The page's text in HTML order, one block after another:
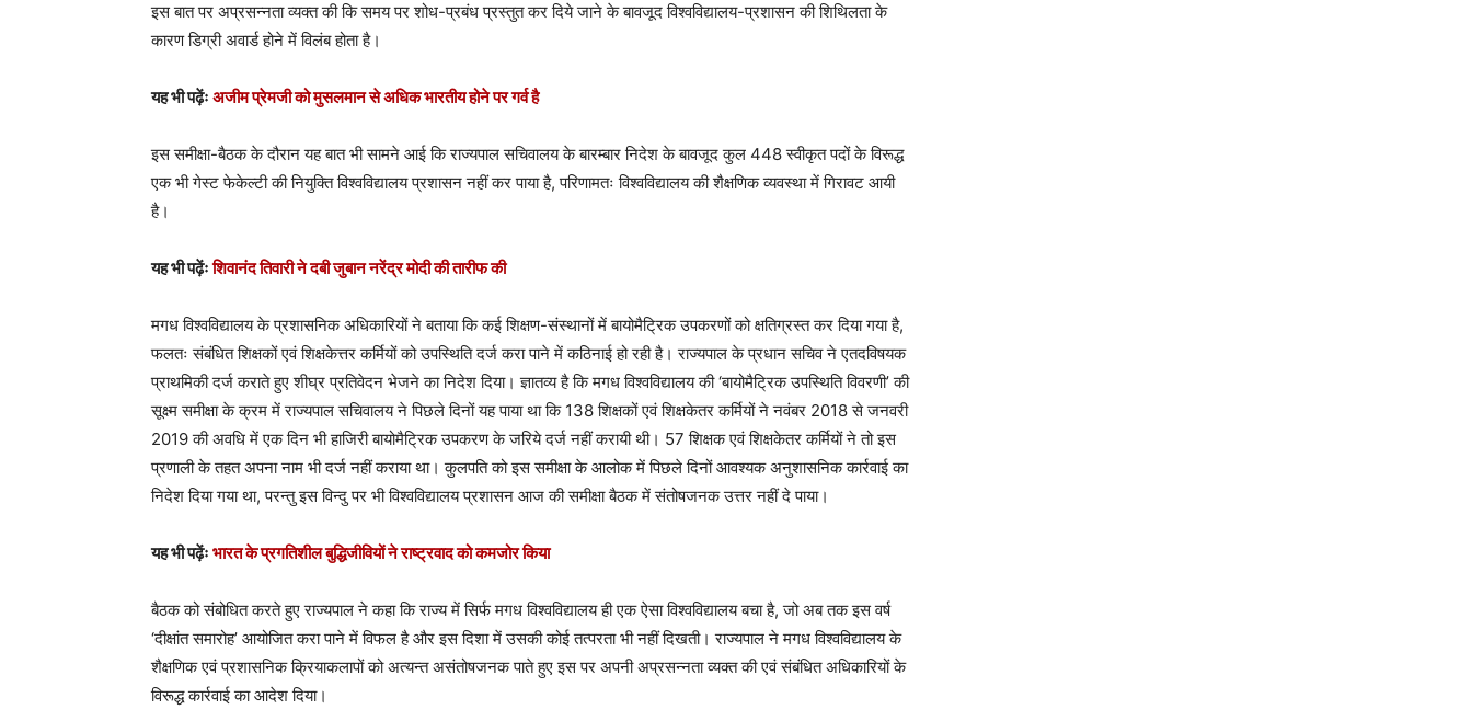
इस बात पर अप्रसन्नता व्यक्त की कि समय पर शोध-प्रबंध प्रस्तुत कर दिये जाने के बावजूद विश्वविद्यालय-प्रशासन की शिथिलता के
कारण डिग्री अवार्ड होने में विलंब होता है।
यह भी पढ़ेंः अजीम प्रेमजी को मुसलमान से अधिक भारतीय होने पर गर्व है
इस समीक्षा-बैठक के दौरान यह बात भी सामने आई कि राज्यपाल सचिवालय के बारम्बार निदेश के बावजूद कुल 448 स्वीकृत पदों के विरूद्ध
एक भी गेस्ट फेकेल्टी की नियुक्ति विश्वविद्यालय प्रशासन नहीं कर पाया है, परिणामतः विश्वविद्यालय की शैक्षणिक व्यवस्था में गिरावट आयी
है।
यह भी पढ़ेंःशिवानंद तिवारी ने दबी जुबान नरेंद्र मोदी की तारीफ की
मगध विश्वविद्यालय के प्रशासनिक अधिकारियों ने बताया कि कई शिक्षण-संस्थानों में बायोमैट्रिक उपकरणों को क्षतिग्रस्त कर दिया गया है,
फलतः संबंधित शिक्षकों एवं शिक्षकेत्तर कर्मियों को उपस्थिति दर्ज करा पाने में कठिनाई हो रही है। राज्यपाल के प्रधान सचिव ने एतदविषयक
प्राथमिकी दर्ज कराते हुए शीघ्र प्रतिवेदन भेजने का निदेश दिया। ज्ञातव्य है कि मगध विश्वविद्यालय की ‘बायोमैट्रिक उपस्थिति विवरणी’ की
सूक्ष्म समीक्षा के क्रम में राज्यपाल सचिवालय ने पिछले दिनों यह पाया था कि 138 शिक्षकों एवं शिक्षकेतर कर्मियों ने नवंबर 2018 से जनवरी
2019 की अवधि में एक दिन भी हाजिरी बायोमैट्रिक उपकरण के जरिये दर्ज नहीं करायी थी। 57 शिक्षक एवं शिक्षकेतर कर्मियों ने तो इस
प्रणाली के तहत अपना नाम भी दर्ज नहीं कराया था। कुलपति को इस समीक्षा के आलोक में पिछले दिनों आवश्यक अनुशासनिक कार्रवाई का
निदेश दिया गया था, परन्तु इस विन्दु पर भी विश्वविद्यालय प्रशासन आज की समीक्षा बैठक में संतोषजनक उत्तर नहीं दे पाया।
यह भी पढ़ेंः भारत के प्रगतिशील बुद्धिजीवियों ने राष्ट्रवाद को कमजोर किया
बैठक को संबोधित करते हुए राज्यपाल ने कहा कि राज्य में सिर्फ मगध विश्वविद्यालय ही एक ऐसा विश्वविद्यालय बचा है, जो अब तक इस वर्ष
‘दीक्षांत समारोह’ आयोजित करा पाने में विफल है और इस दिशा में उसकी कोई तत्परता भी नहीं दिखती। राज्यपाल ने मगध विश्वविद्यालय के
शैक्षणिक एवं प्रशासनिक क्रियाकलापों को अत्यन्त असंतोषजनक पाते हुए इस पर अपनी अप्रसन्नता व्यक्त की एवं संबंधित अधिकारियों के
विरूद्ध कार्रवाई का आदेश दिया।